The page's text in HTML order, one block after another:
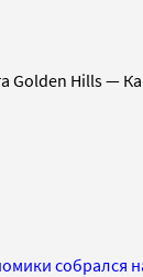
Golden Hills —
собрался